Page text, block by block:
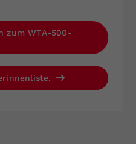
zum WTA-500-